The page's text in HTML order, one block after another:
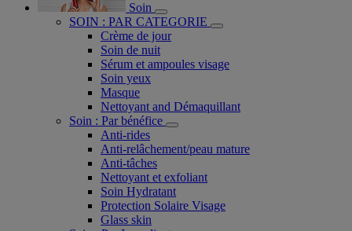
Soin
SOIN : PAR CATEGORIE
Crème de jour
Soin de nuit
Sérum et ampoules visage
Soin yeux
Masque
Nettoyant and Démaquillant
Soin : Par bénéfice
Anti-rides
Anti-relâchement/peau mature
Anti-tâches
Nettoyant et exfoliant
Soin Hydratant
Protection Solaire Visage
Glass skin